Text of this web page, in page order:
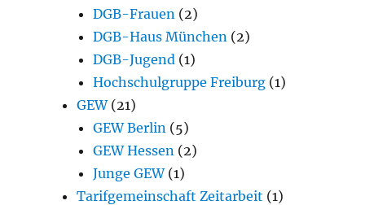
DGB-Frauen (2)
DGB-Haus München (2)
DGB-Jugend (1)
Hochschulgruppe Freiburg (1)
GEW(21)
GEW Berlin (5)
GEW Hessen (2)
Junge GEW(1)
Tarifgemeinschaft Zeitarbeit (1)